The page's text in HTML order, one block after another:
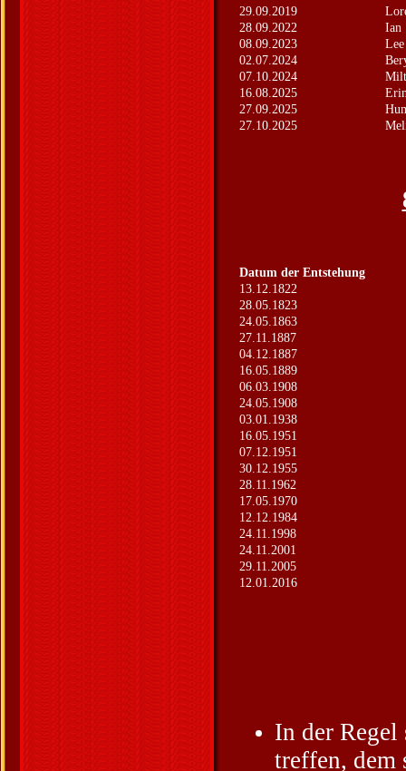
29.09.2019
28.09.2022
Ian
08.09.2023
Lee
02.07.2024
07.10.2024
16.08.2025
27.09.2025
27.10.2025
Datum der Entstehung
13.12.1822
28.05.1823
24.05.1863
27.11.1887
04.12.1887
16.05.1889
06.03.1908
24.05.1908
03.01.1938
16.05.1951
07.12.1951
30.12.1955
28.11.1962
17.05.1970
12.12.1984
24.11.1998
24.11.2001
29.11.2005
12.01.2016
In der Regel
treffen,